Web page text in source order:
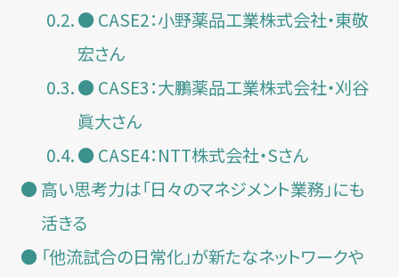
● CASE2：小野薬品工業株式会社・東敬
宏さん
● CASE3：大鵬薬品工業株式会社・刈谷
眞大さん
● CASE4：NTT株式会社・Sさん
高い思考力は「日々のマネジメント業務」にも
活きる
「他流試合の日常化」が新たなネットワークや